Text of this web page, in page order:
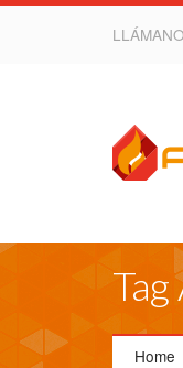
Home